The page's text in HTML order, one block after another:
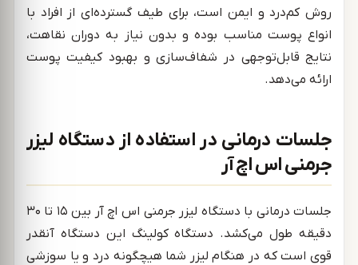
روش کم‌درد و ایمن است، برای طیف گسترده‌ای از افراد با
انواع پوست مناسب بوده و بدون نیاز به دوران نقاهت،
نتایج قابل‌توجهی در شفاف‌سازی و بهبود کیفیت پوست
ارائه می‌دهد.
جلسات درمانی در استفاده از دستگاه لیزر
جرمنی اس اچ آر
جلسات درمانی با دستگاه لیزر جرمنی اس اچ آر بین ۱۵ تا ۳۰
دقیقه طول می‌کشد. دستگاه کولینگ این دستگاه آنقدر
قوی است که در هنگام لیزر شما هیچگونه درد و یا سوزشی